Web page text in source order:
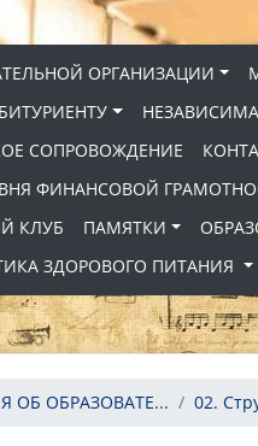
ОРГАНИЗАЦИИ
СОПРОВОЖДЕНИЕ
ФИНАНСОВОЙ
КЛУБ
ПАМЯТКИ
ЗДОРОВОГО ПИТАНИЯ
ОБ ОБРАЗОВАТЕ... 02.